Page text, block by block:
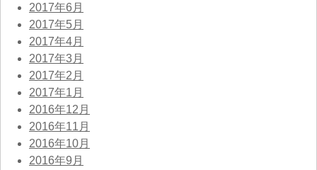
2017年6月
2017年5月
2017年4月
2017年3月
2017年2月
2017年1月
2016年12月
2016年11月
2016年10月
2016年9月